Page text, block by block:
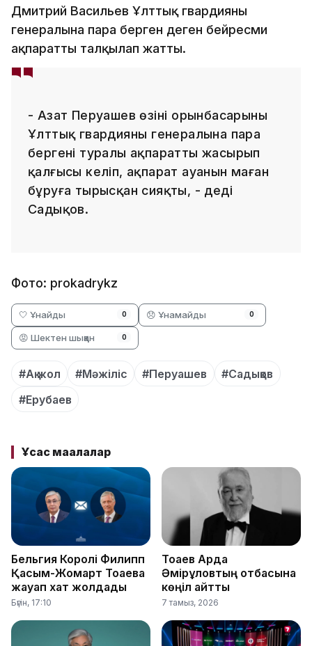
Дмитрий Васильев Ұлттық гвардияның
генералына пара берген деген бейресми
ақпаратты талқылап жатты.
- Азат Перуашев өзінің орынбасарының
Ұлттық гвардияның генералына пара
бергені туралы ақпаратты жасырып
қалғысы келіп, ақпарат ауанын маған
бұруға тырысқан сияқты, - деді
Садықов.
Фото: prokadrykz
🤍 Ұнайды 0 😞 Ұнамайды 0
😡 Шектен шыққан 0
#Ақ жол #Мәжіліс #Перуашев
#Садықов
#Ерубаев
Ұқсас мақалалар
Бельгия Королі Филипп
Қасым-Жомарт Тоқаевқа
жауап хат жолдады
Бүгін, 17:10
Тоқаев Ардақ
Әмірқұловтың отбасына
көңіл айтты
7 тамыз, 2026